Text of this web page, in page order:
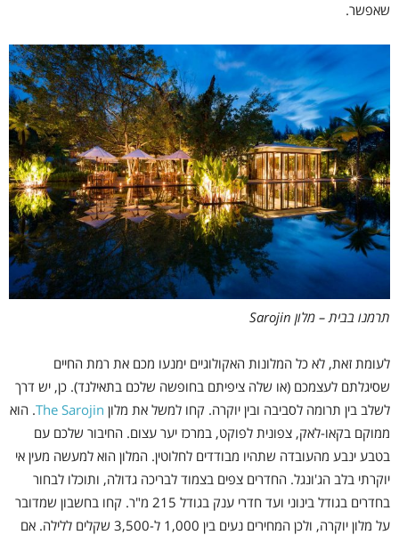
שאפשר.
תרמנו בבית – מלון Sarojin
לעומת זאת, לא כל המלונות האקולוגיים ימנעו מכם את רמת החיים
שסיגלתם לעצמכם (או שלה ציפיתם בחופשה שלכם בתאילנד). כן, יש דרך
לשלב בין תרומה לסביבה ובין יוקרה. קחו למשל את מלון
. הוא
ממוקם בקאו-לאק, צפונית לפוקט, במרכז יער עצום. החיבור שלכם עם
בטבע ינבע מהעובדה שתהיו מבודדים לחלוטין. המלון הוא למעשה מעין אי
יוקרתי בלב הג'ונגל. החדרים צפים בצמוד לבריכה גדולה, ותוכלו לבחור
בחדרים בגודל בינוני ועד חדרי ענק בגודל 215 מ"ר. קחו בחשבון שמדובר
על מלון יוקרה, ולכן המחירים נעים בין 1,000 ל-3,500 שקלים ללילה. אם